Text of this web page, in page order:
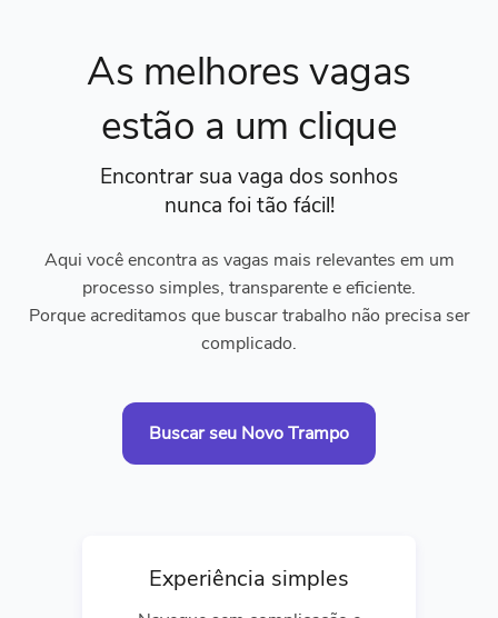
As melhores vagas
estão a um clique
Encontrar sua vaga dos sonhos
nunca foi tão fácil!
Aqui você encontra as vagas mais relevantes em um
processo simples, transparente e eficiente.
Porque acreditamos que buscar trabalho não precisa ser
complicado.
Buscar seu Novo Trampo
Experiência simples